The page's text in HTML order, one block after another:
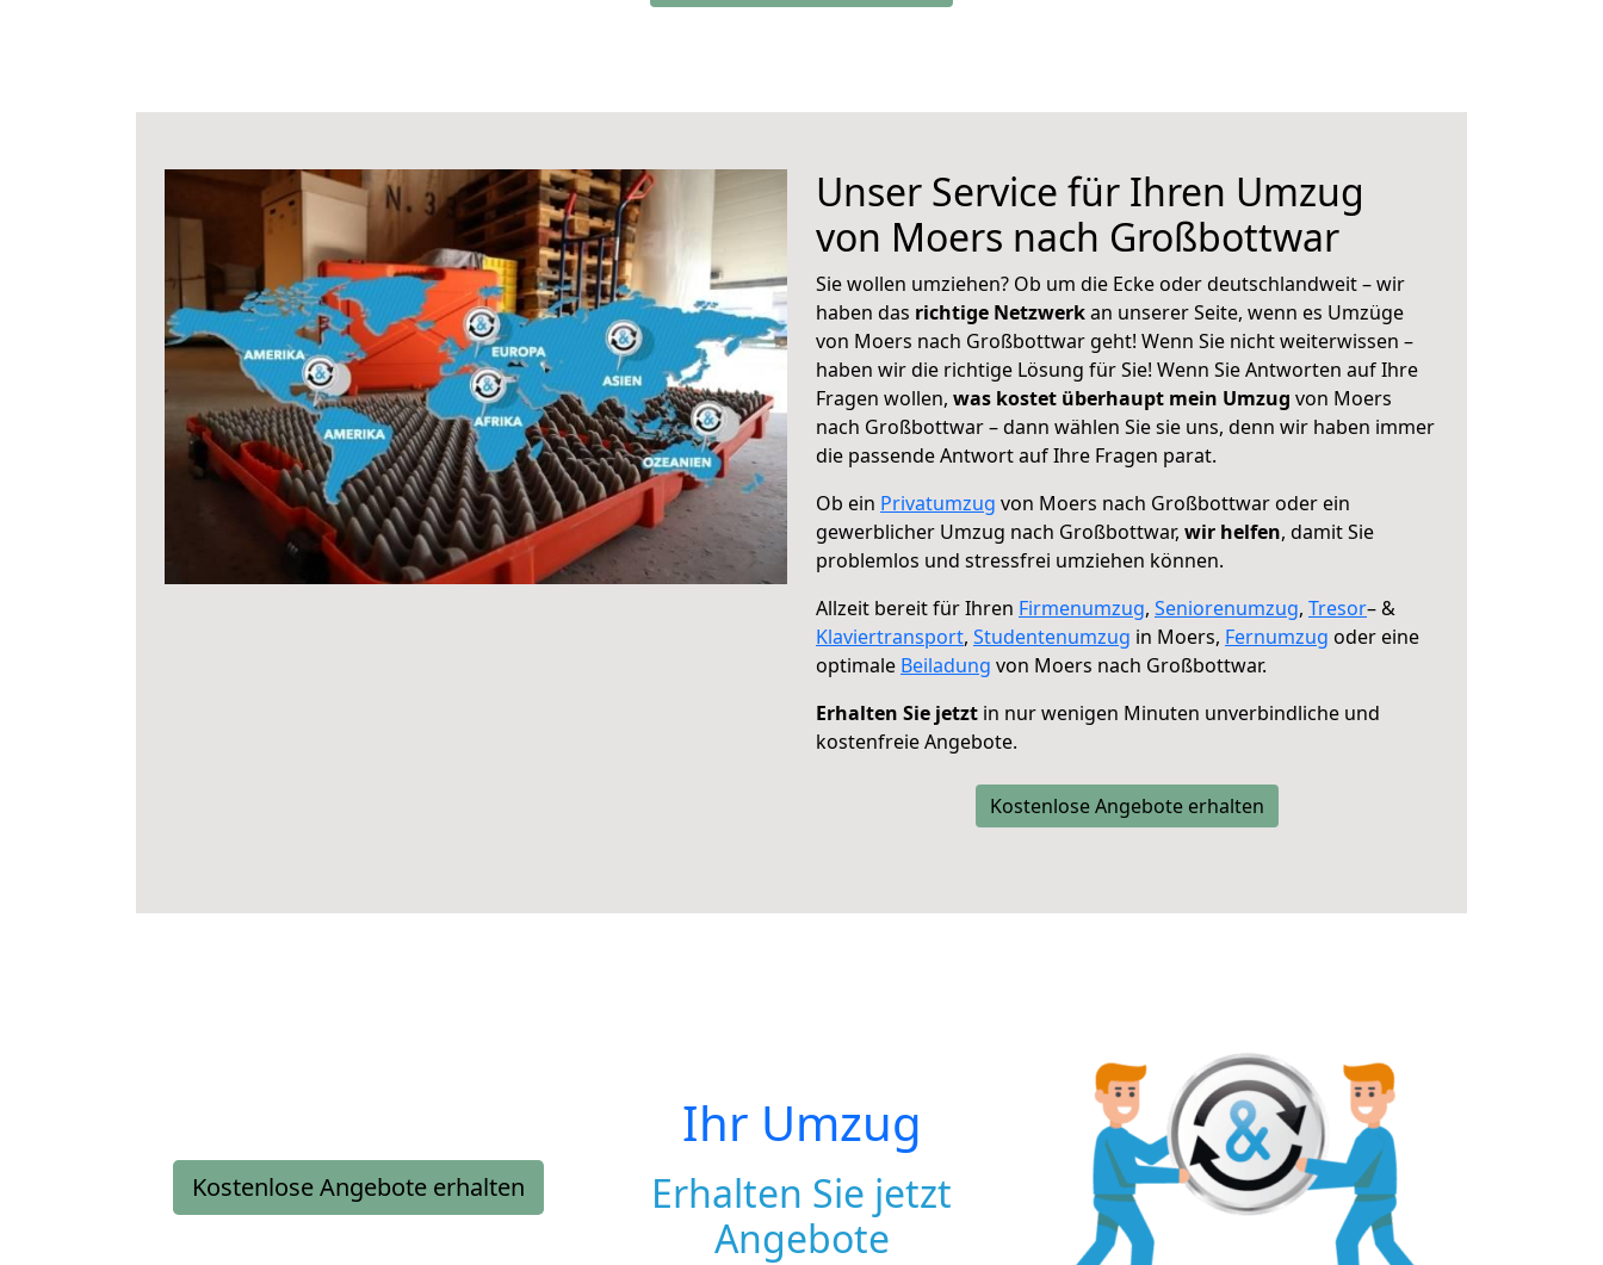
Unser Service für Ihren Umzug
von Moers nach Großbottwar
Sie wollen umziehen? Ob um die Ecke oder deutschlandweit – wir
haben das richtige Netzwerkan unserer Seite, wenn es Umzüge
von Moers nach Großbottwar geht! Wenn Sie nicht weiterwissen –
haben wir die richtige Lösung für Sie! Wenn Sie Antworten auf Ihre
Fragen wollen, was kostet überhaupt mein Umzug von Moers
nach Großbottwar – dann wählen Sie sie uns, denn wir haben immer
die passende Antwort auf Ihre Fragen parat.
Ob ein Privatumzug von Moers nach Großbottwar oder ein
gewerblicher Umzug nach Großbottwar, wir helfen, damit Sie
problemlos und stressfrei umziehen können.
Allzeit bereit für Ihren Firmenumzug, Seniorenumzug, Tresor– &
Klaviertransport, Studentenumzug in Moers, Fernumzug oder eine
optimale Beiladung von Moers nach Großbottwar.
Erhalten Sie jetzt in nur wenigen Minuten unverbindliche und
kostenfreie Angebote.
Kostenlose Angebote erhalten
Kostenlose Angebote erhalten
Ihr Umzug
Erhalten Sie jetzt
Angebote